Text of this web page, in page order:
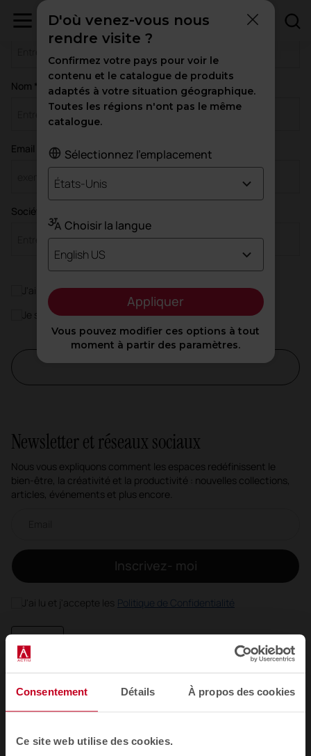
Consentement Détails À propos des cookies
Ce site web utilise des cookies.
Prénom *
Nom *
Email *
Société / Organisation *
J'ai lu et j'accepte les Politique de Confidentialité*
Je souhaite m'inscrire à la newsletter Actiu
Tables
Newsletter et réseaux sociaux
Nous vous expliquons comment les espaces redéfinissent le
bien-être, la créativité et la productivité : nouvelles collections,
articles, événements et plus encore.
Inscrivez- moi
J'ai lu et j'accepte les Politique de Confidentialité
D'où venez-vous nous
rendre visite ?
Confirmez votre pays pour voir le
contenu et le catalogue de produits
adaptés à votre situation géographique.
Toutes les régions n'ont pas le même
catalogue.
Sélectionnez l'emplacement
États-Unis
Choisir la langue
English US
Appliquer
Vous pouvez modifier ces options à tout
moment à partir des paramètres.